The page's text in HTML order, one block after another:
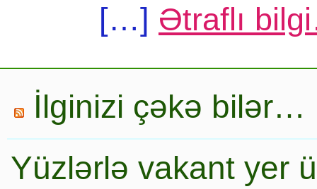
[…] Ətraflı
İlginizi çəkə bilər…
Yüzlərlə vakant yer